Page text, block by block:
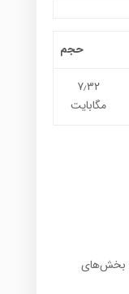
حجم
۷٫۳۲
مگابایت
بخش‌های